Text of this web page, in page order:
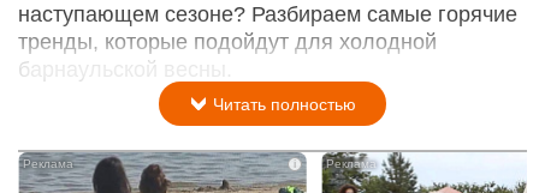
наступающем сезоне? Разбираем самые горячие
тренды, которые подойдут для холодной
барнаульской весны.
Читать полностью
i